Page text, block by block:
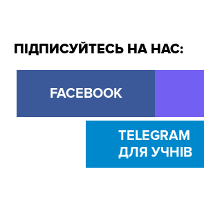
ПІДПИСУЙТЕСЬ НА НАС:
FACEBOOK
TELEGRAM
ДЛЯ УЧНІВ